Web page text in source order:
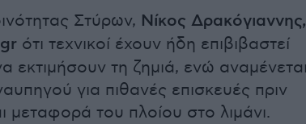
Στύρων, Νίκος Δρακόγιαννης,
ότι τεχνικοί έχουν ήδη επιβιβαστεί
εκτιμήσουν τη ζημιά, ενώ
για πιθανές επισκευές πριν
μεταφορά του πλοίου στο λιμάνι.